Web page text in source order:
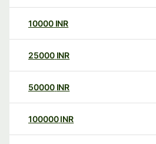
10000 INR
25000 INR
50000 INR
100000 INR